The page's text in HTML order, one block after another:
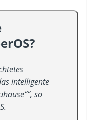
intelligente
so